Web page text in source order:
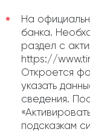
На
банка.
раздел с
https://
Откроется
указать
сведения.
подсказкам